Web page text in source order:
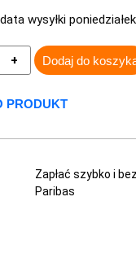
wysyłki
Dodaj do
PRODUKT
Zapłać szybko i
Paribas